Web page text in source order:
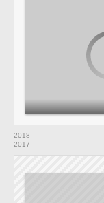
2018
2017